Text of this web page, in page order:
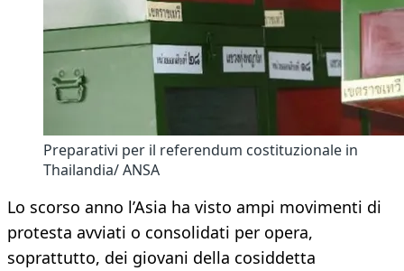
Preparativi per il referendum costituzionale in
Thailandia/ ANSA
Lo scorso anno l’Asia ha visto ampi movimenti di
protesta avviati o consolidati per opera,
soprattutto, dei giovani della cosiddetta